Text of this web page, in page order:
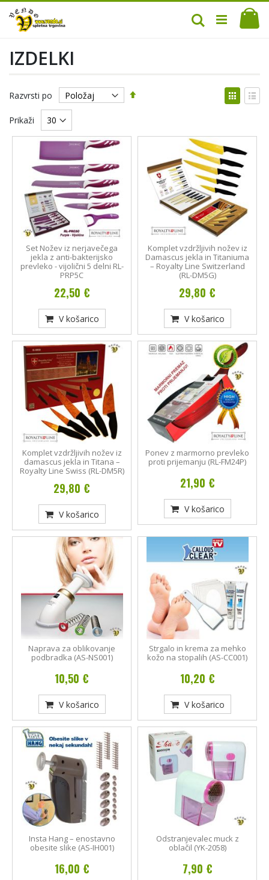
Iskanje
IZDELKI
Razvrsti po
Nastavi
kot
Prikaži
Set Nožev iz nerjavečega
jekla z anti-bakterijsko
prevleko - vijolični 5 delni RL-
PRP5C
22,50 €
V košarico
Komplet vzdržljivih nožev iz
Damascus jekla in Titaniuma
– Royalty Line Switzerland
(RL-DM5G)
29,80 €
V košarico
Komplet vzdržljivih nožev iz
damascus jekla in Titana –
Royalty Line Swiss (RL-DM5R)
29,80 €
V košarico
Ponev z marmorno prevleko
proti prijemanju (RL-FM24P)
21,90 €
V košarico
Naprava za oblikovanje
podbradka (AS-NS001)
10,50 €
V košarico
Strgalo in krema za mehko
kožo na stopalih (AS-CC001)
10,20 €
V košarico
Insta Hang – enostavno
obesite slike (AS-IH001)
16,00 €
Odstranjevalec muck z
oblačil (YK-2058)
7,90 €